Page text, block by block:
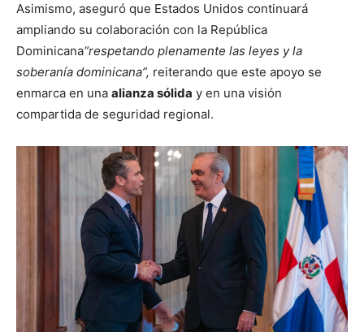
Asimismo, aseguró que Estados Unidos continuará
ampliando su colaboración con la República
Dominicana“respetando plenamente las leyes y la
soberanía dominicana”, reiterando que este apoyo se
enmarca en una alianza sólida y en una visión
compartida de seguridad regional.